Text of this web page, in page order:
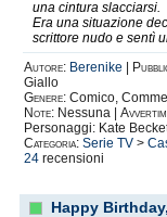
una cintura slacciarsi.
Era una situazione
scrittore nudo e sentì
Autore: Berenike
Giallo
Genere: Comico,
Note: Nessuna |
Personaggi: Kate
Categoria: Serie TV >
24 recensioni
Happy